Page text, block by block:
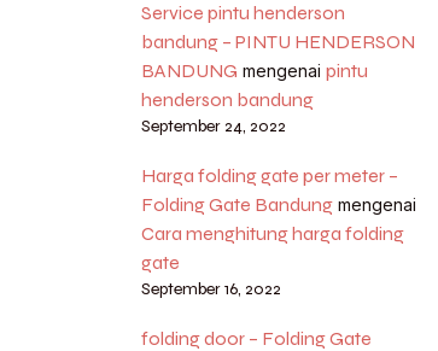
Service pintu henderson
bandung – PINTU HENDERSON
BANDUNG mengenai pintu
henderson bandung
September 24, 2022
Harga folding gate per meter –
Folding Gate Bandungmengenai
Cara menghitung harga folding
gate
September 16, 2022
folding door – Folding Gate